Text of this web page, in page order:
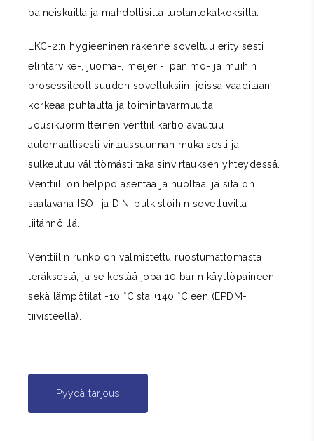
paineiskuilta ja mahdollisilta tuotantokatkoksilta.
LKC-2:n hygieeninen rakenne soveltuu erityisesti
elintarvike-, juoma-, meijeri-, panimo- ja muihin
prosessiteollisuuden sovelluksiin, joissa vaaditaan
korkeaa puhtautta ja toimintavarmuutta.
Jousikuormitteinen venttiilikartio avautuu
automaattisesti virtaussuunnan mukaisesti ja
sulkeutuu välittömästi takaisinvirtauksen yhteydessä.
Venttiili on helppo asentaa ja huoltaa, ja sitä on
saatavana ISO- ja DIN-putkistoihin soveltuvilla
liitännöillä.
Venttiilin runko on valmistettu ruostumattomasta
teräksestä, ja se kestää jopa 10 barin käyttöpaineen
sekä lämpötilat -10 °C:sta +140 °C:een (EPDM-
tiivisteellä).
Pyydä tarjous